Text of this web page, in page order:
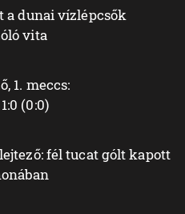
a dunai vízlépcsők
vita
1. meccs:
(0:0)
fél tucat gólt kapott